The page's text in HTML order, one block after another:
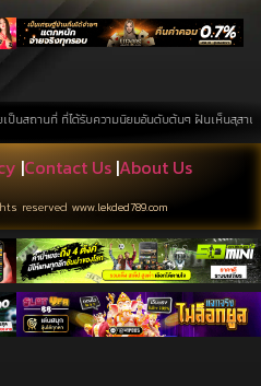
ด้รับความนิยมอันดับต้นๆ ฝันเห็นสุสาน การค้
|Contact Us |About Us
reserved www.lekded789.com